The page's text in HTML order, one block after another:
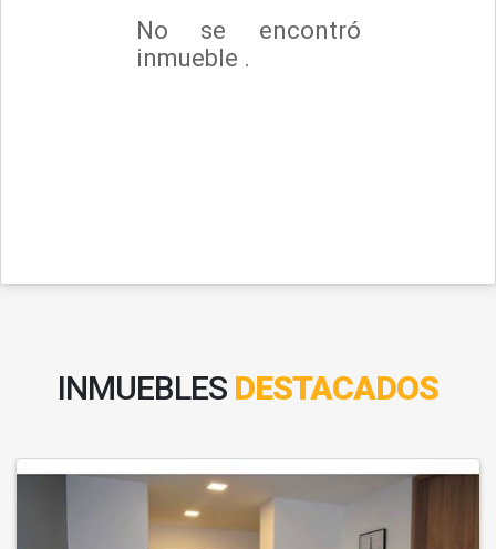
No se encontró
inmueble .
INMUEBLES DESTACADOS